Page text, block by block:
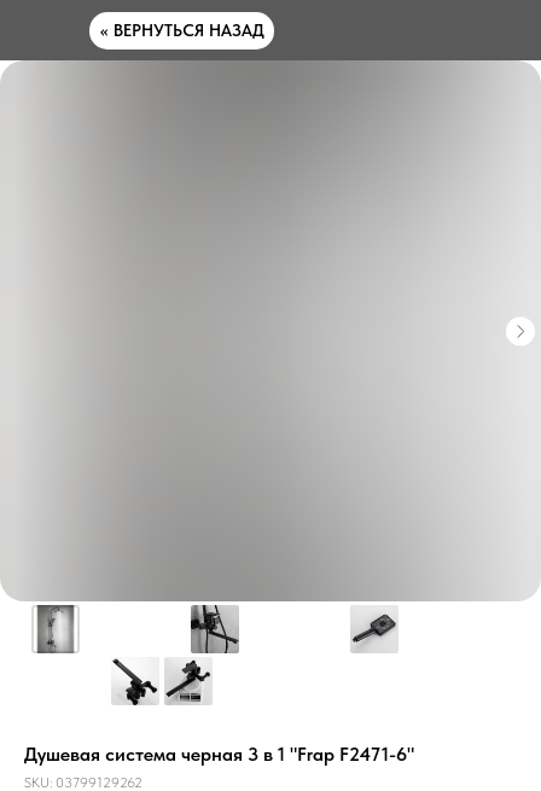
<< ВЕРНУТЬСЯ НАЗАД
Душевая система черная 3 в 1 "Frap F2471-6"
SKU: 03799129262